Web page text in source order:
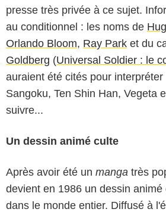
presse très privée à ce sujet.
au conditionnel : les noms de
Orlando Bloom, Ray Park et du
Goldberg (Universal Soldier : le
auraient été cités pour
Sangoku, Ten Shin Han, Vegeta
suivre...
Un dessin animé culte
Après avoir été un manga très
devient en 1986 un dessin
dans le monde entier. Diffusé à